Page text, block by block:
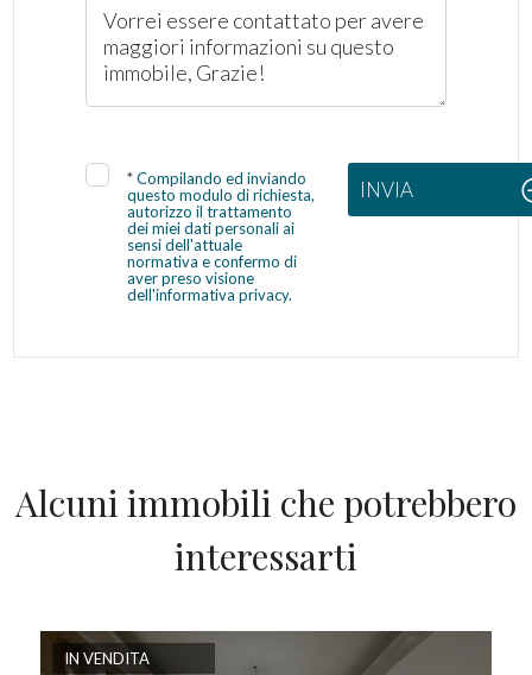
*Compilando ed inviando
questo modulo di richiesta,
autorizzo il trattamento
dei miei dati personali ai
sensi dell'attuale
normativa e confermo di
aver preso visione
dell'informativa privacy.
INVIA
Alcuni immobili che potrebbero
interessarti
IN VENDITA